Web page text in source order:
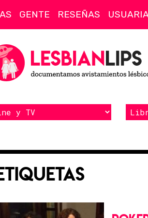
GENTE RESEÑAS